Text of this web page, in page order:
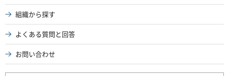
組織から探す
よくある質問と回答
お問い合わせ